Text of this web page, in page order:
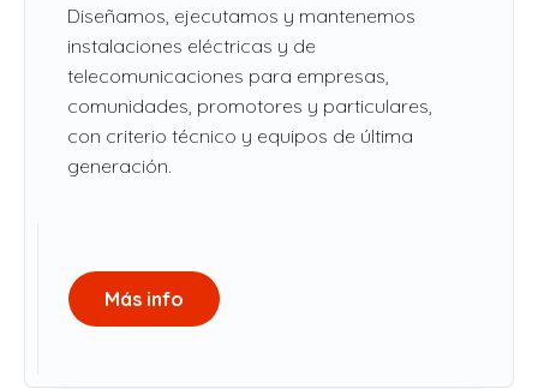
Diseñamos, ejecutamos y mantenemos
instalaciones eléctricas y de
telecomunicaciones para empresas,
comunidades, promotores y particulares,
con criterio técnico y equipos de última
generación.
Más info